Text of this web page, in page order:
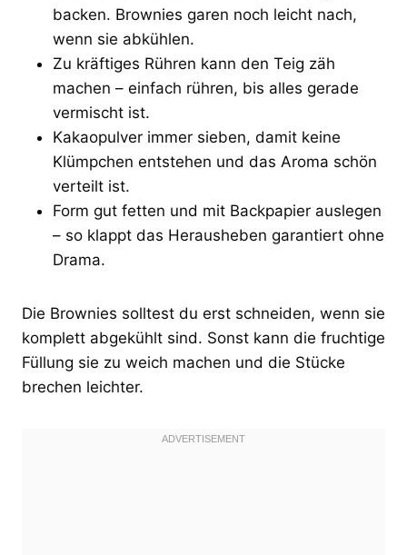
backen. Brownies garen noch leicht nach,
wenn sie abkühlen.
Zu kräftiges Rühren kann den Teig zäh
machen – einfach rühren, bis alles gerade
vermischt ist.
Kakaopulver immer sieben, damit keine
Klümpchen entstehen und das Aroma schön
verteilt ist.
Form gut fetten und mit Backpapier auslegen
– so klappt das Herausheben garantiert ohne
Drama.
Die Brownies solltest du erst schneiden, wenn sie
komplett abgekühlt sind. Sonst kann die fruchtige
Füllung sie zu weich machen und die Stücke
brechen leichter.